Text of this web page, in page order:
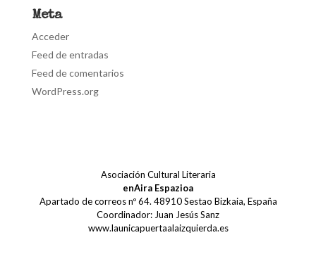
Meta
Acceder
Feed de entradas
Feed de comentarios
WordPress.org
Asociación Cultural Literaria
enAira Espazioa
Apartado de correos nº 64. 48910 Sestao Bizkaia, España
Coordinador: Juan Jesús Sanz
www.launicapuertaalaizquierda.es